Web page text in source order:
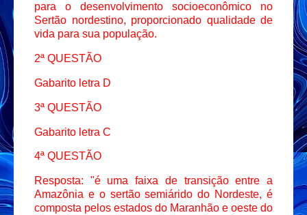
para o desenvolvimento socioeconômico no
Sertão nordestino, proporcionado qualidade de
vida para sua população.
2ª QUESTÃO
Gabarito letra D
3ª QUESTÃO
Gabarito letra C
4ª QUESTÃO
Resposta: "é uma faixa de transição entre a
Amazônia e o sertão semiárido do Nordeste, é
composta pelos estados do Maranhão e oeste do